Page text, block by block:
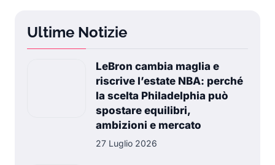
Ultime Notizie
LeBron cambia maglia e
riscrive l’estate NBA: perché
la scelta Philadelphia può
spostare equilibri,
ambizioni e mercato
27 Luglio 2026